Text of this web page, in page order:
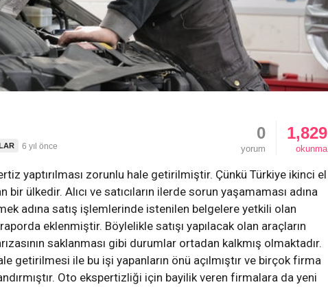
6 yıl önce
1,829
okunma
0
yorum
yaptırılması zorunlu hale getirilmiştir. Çünkü Türkiye ikinci el
bir ülkedir. Alıcı ve satıcıların ilerde sorun yaşamaması adına
adına satış işlemlerinde istenilen belgelere yetkili olan
eklenmiştir. Böylelikle satışı yapılacak olan araçların
saklanması gibi durumlar ortadan kalkmış olmaktadır.
getirilmesi ile bu işi yapanların önü açılmıştır ve birçok firma
Oto ekspertizliği için bayilik veren firmalara da yeni